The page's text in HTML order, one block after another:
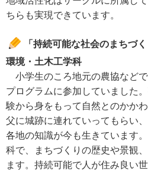
ちらも実現できています。
「持続可能な社会のまちづ
環境・土木工学科
小学生のころ地元の農協など
プログラムに参加していました
験から身をもって自然とのかか
父に城跡に連れていってもらい
各地の知識が今も生きています
科で、まちづくりの歴史や景観
ます。持続可能で人が住み良い